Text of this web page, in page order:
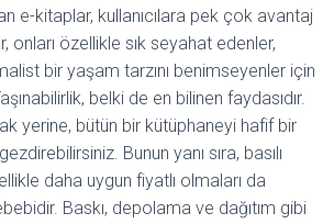
e-kitaplar, kullanıcılara pek çok avantaj
onları özellikle sık seyahat edenler,
bir yaşam tarzını benimseyenler için
belki de en bilinen faydasıdır.
yerine, bütün bir kütüphaneyi hafif bir
Bunun yanı sıra, basılı
daha uygun fiyatlı olmaları da
Baskı, depolama ve dağıtım gibi